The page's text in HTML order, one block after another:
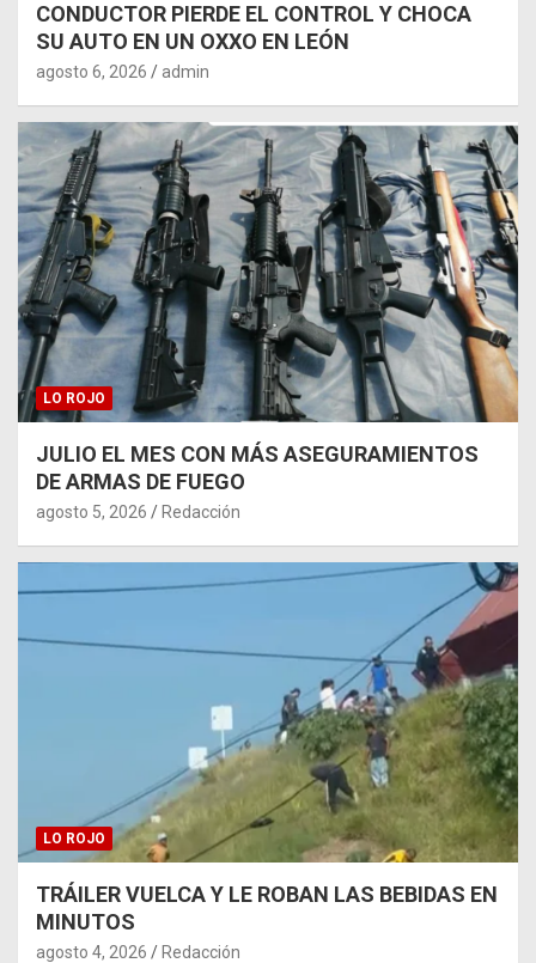
CONDUCTOR PIERDE EL CONTROL Y CHOCA
SU AUTO EN UN OXXO EN LEÓN
agosto 6, 2026 admin
LO ROJO
JULIO EL MES CON MÁS ASEGURAMIENTOS
DE ARMAS DE FUEGO
agosto 5, 2026 Redacción
LO ROJO
TRÁILER VUELCA Y LE ROBAN LAS BEBIDAS EN
MINUTOS
agosto 4, 2026 Redacción